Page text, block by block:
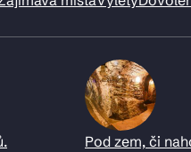
Pod zem, či